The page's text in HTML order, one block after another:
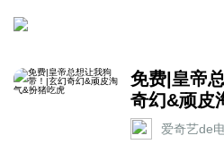
免费|皇帝
奇幻&顽皮
爱奇艺de